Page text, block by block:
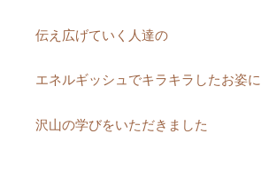
伝え広げていく人達の
エネルギッシュでキラキラしたお姿に
沢山の学びをいただきました